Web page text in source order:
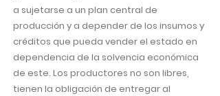
a sujetarse a un plan central de
producción y a depender de los insumos y
créditos que pueda vender el estado en
dependencia de la solvencia económica
de este. Los productores no son libres,
tienen la obligación de entregar al